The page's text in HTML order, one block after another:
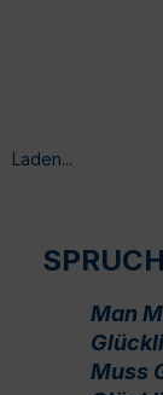
Laden...
Man
Muss